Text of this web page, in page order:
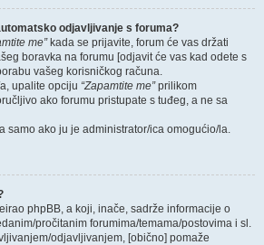
odjavljivanje s foruma?
me”kada se prijavite, forum će vas držati
boravka na forumu [odjavit će vas kad odete s
vašeg korisničkog računa.
upalite opciju “Zapamtite me”prilikom
ako forumu pristupate s tuđeg, a ne sa
samo ako ju je administrator/ica omogućio/la.
phpBB, a koji, inače, sadrže informacije o
pročitanim forumima/temama/postovima i sl.
odjavljivanjem, [obično] pomaže